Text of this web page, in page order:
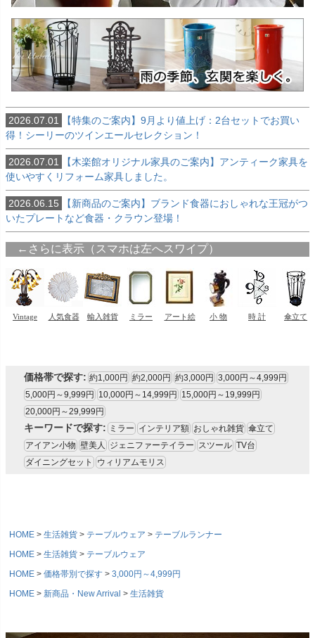
2026.07.01
【特集のご案内】9月より値上げ：2台セットでお買い
得！シーリーのツインエールセレクション！
2026.07.01
【木楽館オリジナル家具のご案内】アンティーク家具を
使いやすくリフォーム家具しました。
2026.06.15
【新商品のご案内】ブランド食器におしゃれな王冠がつ
いたプレートなど食器・クラウン登場！
価格帯で探す: 約1,000円 約2,000円 約3,000円 3,000円～4,999円
5,000円～9,999円
10,000円～14,999円
15,000円～19,999円
20,000円～29,999円
キーワードで探す: ミラー インテリア額 おしゃれ雑貨 傘立て
アイアン小物 壁美人 ジェニファーテイラー スツール TV台
ダイニングセット
ウィリアムモリス
HOME 生活雑貨 テーブルウェア
テーブルランナー
HOME
生活雑貨
テーブルウェア
HOME
価格帯別で探す
3,000円～4,999円
HOME
新商品・New Arrival 生活雑貨